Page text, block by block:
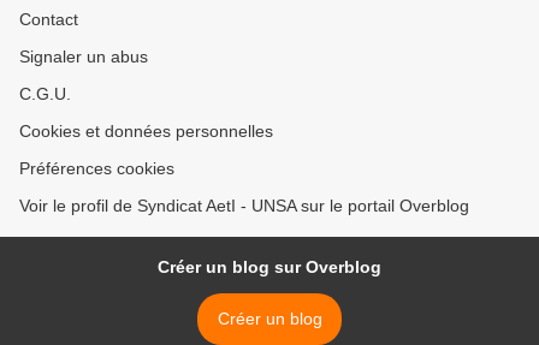
Contact
Signaler un abus
C.G.U.
Cookies et données personnelles
Préférences cookies
Voir le profil de Syndicat AetI - UNSA sur le portail Overblog
Créer un blog sur Overblog
Créer un blog